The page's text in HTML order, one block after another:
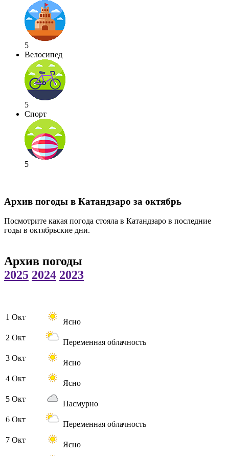
5
Велосипед
5
Спорт
5
Архив погоды в Катандзаро за октябрь
Посмотрите какая погода стояла в Катандзаро в последние
годы в октябрьские дни.
Архив погоды
2025 2024 2023
1 Окт
Ясно
2 Окт
Переменная облачность
3 Окт
Ясно
4 Окт
Ясно
5 Окт
Пасмурно
6 Окт
Переменная облачность
7 Окт
Ясно